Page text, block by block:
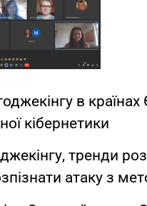
в
кібернетики
тренди
атаку з